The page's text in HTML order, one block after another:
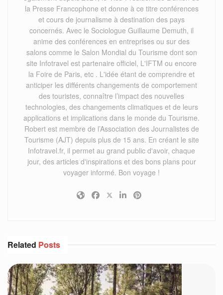
la Presse Francophone et donne à ce titre conférences
et cours de journalisme à destination des pays
concernés. Avec le Sociologue Guillaume Demuth, il
anime des conférences en entreprises ou sur des
salons comme le Salon Mondial du Tourisme dont son
site Infotravel est partenaire officiel, L'IFTM ou encore
la Foire de Paris, etc . L'idée étant de comprendre et
anticiper les différents changements de comportement
des touristes, connaître l’impact des nouvelles
technologies, des changements climatiques et de leurs
applications et implications dans le monde du Tourisme.
Robert est membre de l’Association des Journalistes de
Tourisme (AJT) depuis plus de 15 ans. En créant le site
Infotravel.fr, il permet au grand public d'avoir, chaque
jour, des articles d'inspirations et des bons plans pour
voyager informé. Bon voyage !
Related Posts